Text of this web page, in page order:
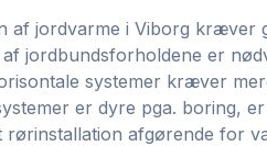
af jordvarme i Viborg
jordbundsforholdene er
systemer kræver
er dyre pga. boring,
afgørende for